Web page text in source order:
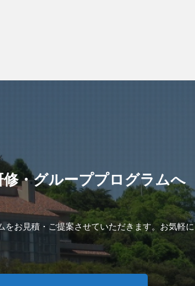
・グループプログラムへ
をお見積・ご提案させていただきます。お気軽に